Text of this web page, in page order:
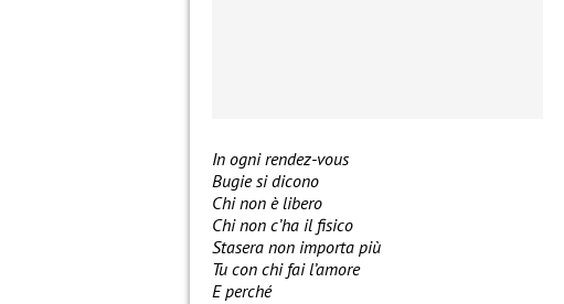
In ogni rendez-vous
Bugie si dicono
Chi non è libero
Chi non c’ha il fisico
Stasera non importa più
Tu con chi fai l’amore
E perché